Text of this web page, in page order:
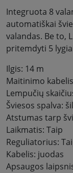
Integruota 8
automatiškai
valandas. Be to,
pritemdyti 5
Ilgis: 14 m
Maitinimo
Lempučių
Šviesos spalva:
Atstumas tarp
Laikmatis: Taip
Reguliatorius:
Kabelis: juodas
Apsaugos